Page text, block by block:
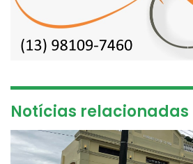
Notícias relacionadas